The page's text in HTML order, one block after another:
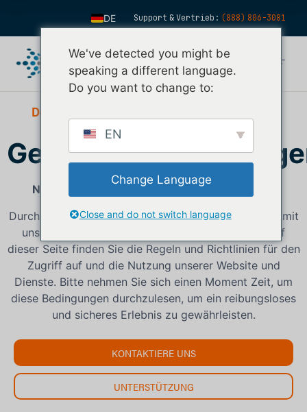
DE
ES
FR
FI
ZH
KO
NL
PT
Support & Vertrieb: (888) 806-3081
Der #1-Softwareanbieter im Edelmetallmarkt
Nutzungsbedingungen von nFusion Solutions
Durch die Nutzung unserer Dienste erklären Sie sich mit
unseren Geschäftsbedingungen einverstanden. Auf
dieser Seite finden Sie die Regeln und Richtlinien für den
Zugriff auf und die Nutzung unserer Website und
Dienste. Bitte nehmen Sie sich einen Moment Zeit, um
diese Bedingungen durchzulesen, um ein reibungsloses
und sicheres Erlebnis zu gewährleisten.
KONTAKTIERE UNS
UNTERSTÜTZUNG
We've detected you might be
speaking a different language.
Do you want to change to:
EN
Change Language
Close and do not switch language